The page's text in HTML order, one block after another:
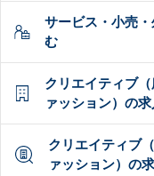
サービス・小売
む
クリエイティブ
ァッション）の
クリエイティブ
ァッション）の